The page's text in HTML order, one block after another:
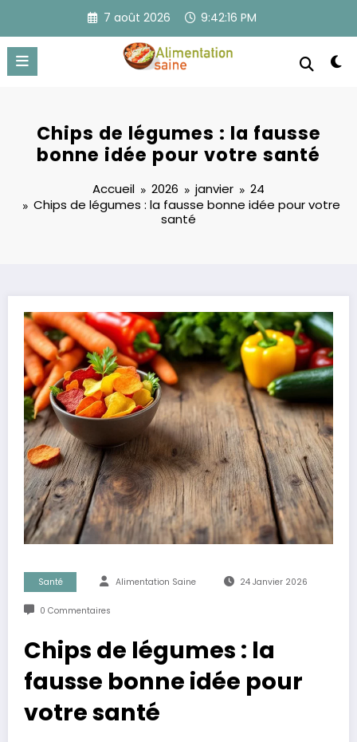
contenu
7 août 2026 9:42:16 PM
Chips de légumes : la fausse
bonne idée pour votre santé
Accueil 2026 janvier
24
Chips de légumes : la fausse bonne idée pour votre
santé
Santé Alimentation Saine 24 Janvier 2026
0 Commentaires
Chips de légumes : la
fausse bonne idée pour
votre santé